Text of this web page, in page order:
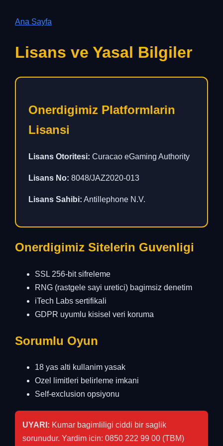
Ana Sayfa
Lisans ve Yasal Bilgiler
Onerdigimiz Platformlarin
Lisansi
Lisans Otoritesi: Curacao eGaming Authority
Lisans No: 8048/JAZ2020-013
Lisans Sahibi: Antillephone N.V.
Onerdigimiz Sitelerin Guvenligi
SSL 256-bit sifreleme
RNG (rastgele sayi uretici) bagimsiz denetim
iTech Labs sertifikali
GDPR uyumlu kisisel veri koruma
Sorumlu Oyun
18 yas alti kullanim yasak
Ozel limitleri belirleme imkani
Self-exclusion opsiyonu
UYARI: Kumar bagimliligi ciddi bir saglik
sorunudur. Yardim icin: 0850 222 99 00 (TBM)